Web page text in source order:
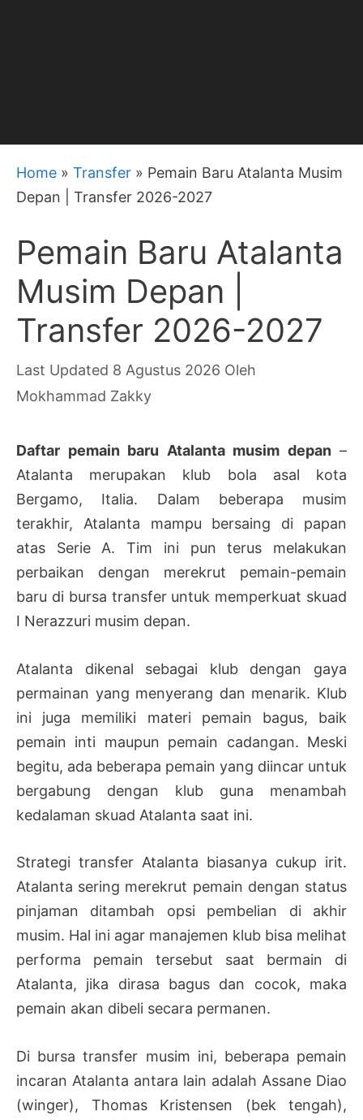
Home » Transfer » Pemain Baru Atalanta Musim
Depan | Transfer 2026-2027
Pemain Baru Atalanta
Musim Depan |
Transfer 2026-2027
8 Agustus 2026 Oleh
Mokhammad Zakky
Daftar pemain baru Atalanta musim depan–
Atalanta merupakan klub bola asal kota
Bergamo, Italia. Dalam beberapa musim
terakhir, Atalanta mampu bersaing di papan
atas Serie A. Tim ini pun terus melakukan
perbaikan dengan merekrut pemain-pemain
baru di bursa transfer untuk memperkuat skuad
I Nerazzuri musim depan.
Atalanta dikenal sebagai klub dengan gaya
permainan yang menyerang dan menarik. Klub
ini juga memiliki materi pemain bagus, baik
pemain inti maupun pemain cadangan. Meski
begitu, ada beberapa pemain yang diincar untuk
bergabung dengan klub guna menambah
kedalaman skuad Atalanta saat ini.
Strategi transfer Atalanta biasanya cukup irit.
Atalanta sering merekrut pemain dengan status
pinjaman ditambah opsi pembelian di akhir
musim. Hal ini agar manajemen klub bisa melihat
performa pemain tersebut saat bermain di
Atalanta, jika dirasa bagus dan cocok, maka
pemain akan dibeli secara permanen.
Di bursa transfer musim ini, beberapa pemain
incaran Atalanta antara lain adalah Assane Diao
(winger), Thomas Kristensen (bek tengah),